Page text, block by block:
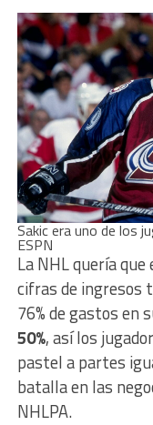
Sakic era uno de los
ESPN
La NHL quería
cifras de ingresos
76% de gastos en
50%, así los
pastel a partes
batalla en las
NHLPA.